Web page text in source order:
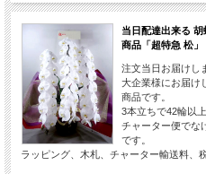
当日配達出来る
商品「超特急 松」
注文当日お届けし
大企業様にお届け
商品です。
3本立ちで42輪以
チャーター便でな
です。
ラッピング、木札、チャーター輸送料、